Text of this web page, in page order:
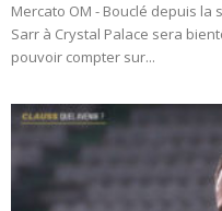
Mercato OM - Bouclé depuis
Sarr à Crystal Palace sera
pouvoir compter sur...